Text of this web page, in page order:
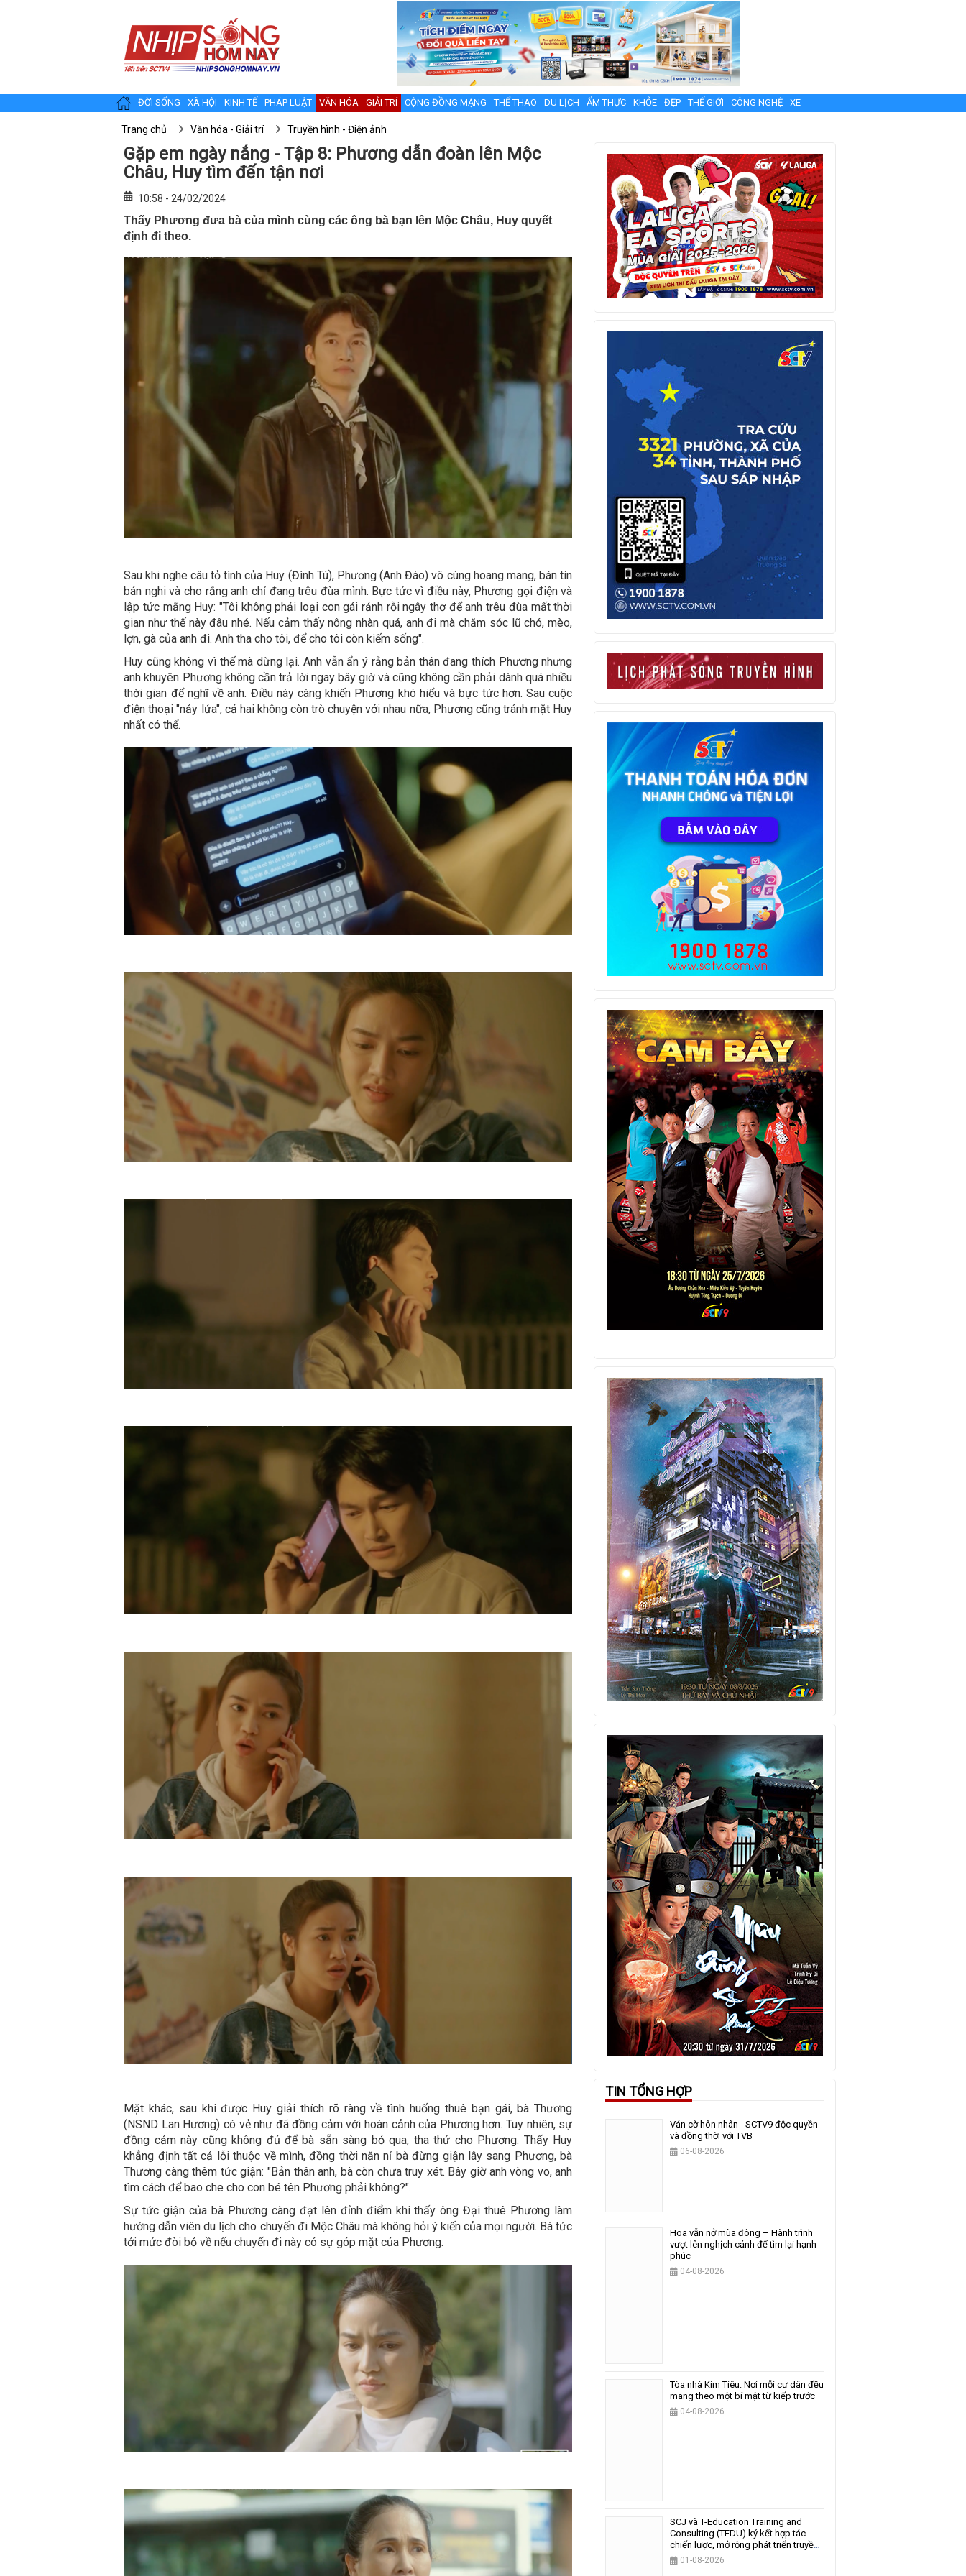
ĐỜI SỐNG - XÃ HỘI KINH TẾ PHÁP LUẬT VĂN HÓA - GIẢI TRÍ CỘNG ĐỒNG MẠNG THỂ THAO DU LỊCH - ẨM THỰC KHỎE - ĐẸP THẾ GIỚI CÔNG NGHỆ - XE
Trang chủ Văn hóa - Giải trí Truyền hình - Điện ảnh
Gặp em ngày nắng - Tập 8: Phương dẫn đoàn lên Mộc
Châu, Huy tìm đến tận nơi
10:58 - 24/02/2024
Thấy Phương đưa bà của mình cùng các ông bà bạn lên Mộc Châu, Huy quyết
định đi theo.
Sau khi nghe câu tỏ tình của Huy (Đình Tú), Phương (Anh Đào) vô cùng hoang mang, bán tín
bán nghi và cho rằng anh chỉ đang trêu đùa mình. Bực tức vì điều này, Phương gọi điện và
lập tức mắng Huy: "Tôi không phải loại con gái rảnh rỗi ngây thơ để anh trêu đùa mất thời
gian như thế này đâu nhé. Nếu cảm thấy nông nhàn quá, anh đi mà chăm sóc lũ chó, mèo,
lợn, gà của anh đi. Anh tha cho tôi, để cho tôi còn kiếm sống".
Huy cũng không vì thế mà dừng lại. Anh vẫn ẩn ý rằng bản thân đang thích Phương nhưng
anh khuyên Phương không cần trả lời ngay bây giờ và cũng không cần phải dành quá nhiều
thời gian để nghĩ về anh. Điều này càng khiến Phương khó hiểu và bực tức hơn. Sau cuộc
điện thoại "nảy lửa", cả hai không còn trò chuyện với nhau nữa, Phương cũng tránh mặt Huy
nhất có thể.
Mặt khác, sau khi được Huy giải thích rõ ràng về tình huống thuê bạn gái, bà Thương
(NSND Lan Hương) có vẻ như đã đồng cảm với hoàn cảnh của Phương hơn. Tuy nhiên, sự
đồng cảm này cũng không đủ để bà sẵn sàng bỏ qua, tha thứ cho Phương. Thấy Huy
khẳng định tất cả lỗi thuộc về mình, đồng thời năn nỉ bà đừng giận lây sang Phương, bà
Thương càng thêm tức giận: "Bản thân anh, bà còn chưa truy xét. Bây giờ anh vòng vo, anh
tìm cách để bao che cho con bé tên Phương phải không?".
Sự tức giận của bà Phương càng đạt lên đỉnh điểm khi thấy ông Đại thuê Phương làm
hướng dẫn viên du lịch cho chuyến đi Mộc Châu mà không hỏi ý kiến của mọi người. Bà tức
tới mức đòi bỏ về nếu chuyến đi này có sự góp mặt của Phương.
TIN TỔNG HỢP
Ván cờ hôn nhân - SCTV9 độc quyền
và đồng thời với TVB
06-08-2026
Hoa vẫn nở mùa đông – Hành trình
vượt lên nghịch cảnh để tìm lại hạnh
phúc
04-08-2026
Tòa nhà Kim Tiêu: Nơi mỗi cư dân đều
mang theo một bí mật từ kiếp trước
04-08-2026
SCJ và T-Education Training and
Consulting (TEDU) ký kết hợp tác
chiến lược, mở rộng phát triển truyền
thông và giáo dục
01-08-2026